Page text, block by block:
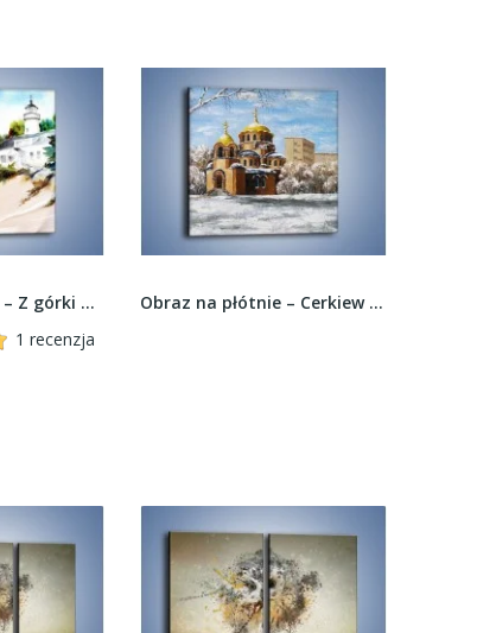
Obraz na płótnie – Z górki na pazurki –...
1 recenzja
Obraz na płótnie – Cerkiew w trakcie zimy –...